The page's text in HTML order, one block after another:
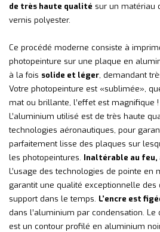
de très haute qualité sur un matériau
vernis polyester.
Ce procédé moderne consiste à
photopeinture sur une plaque en
à la fois solide et léger, demandant
Votre photopeinture est «sublimée»,
mat ou brillante, l’effet est magnifique !
L’aluminium utilisé est de très haute
technologies aéronautiques, pour
parfaitement lisse des plaques sur
les photopeintures. Inaltérable au feu,
L’usage des technologies de pointe en
garantit une qualité exceptionnelle des
support dans le temps. L’encre est
dans l’aluminium par condensation.
est un contour profilé en aluminium